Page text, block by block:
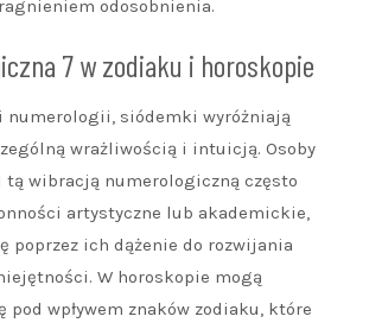
odosobnienia.
7 w zodiaku i horoskopie
numerologii, siódemki wyróżniają
wrażliwością i intuicją. Osoby
tą wibracją numerologiczną często
artystyczne lub akademickie,
poprzez ich dążenie do rozwijania
W horoskopie mogą
pod wpływem znaków zodiaku, które